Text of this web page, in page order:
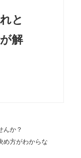
と
解
んか？
め方がわからな